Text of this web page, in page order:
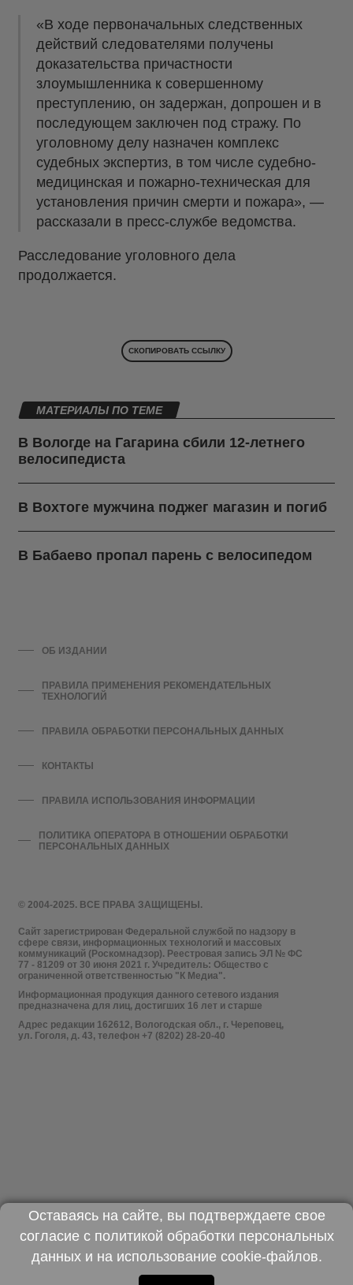
«В ходе первоначальных следственных
действий следователями получены
доказательства причастности
злоумышленника к совершенному
преступлению, он задержан, допрошен и в
последующем заключен под стражу. По
уголовному делу назначен комплекс
судебных экспертиз, в том числе судебно-
медицинская и пожарно-техническая для
установления причин смерти и пожара», —
рассказали в пресс-службе ведомства.
Расследование уголовного дела
продолжается.
СКОПИРОВАТЬ ССЫЛКУ
МАТЕРИАЛЫ ПО ТЕМЕ
В Вологде на Гагарина сбили 12-летнего
велосипедиста
В Вохтоге мужчина поджег магазин и погиб
В Бабаево пропал парень с велосипедом
© 2004-2025. ВСЕ ПРАВА ЗАЩИЩЕНЫ.
Сайт зарегистрирован Федеральной службой по надзору в
сфере связи, информационных технологий и массовых
коммуникаций (Роскомнадзор). Реестровая запись ЭЛ № ФС
77 - 81209 от 30 июня 2021 г. Учредитель: Общество с
ограниченной ответственностью "К Медиа".
Информационная продукция данного сетевого издания
предназначена для лиц, достигших 16 лет и старше
Адрес редакции 162612, Вологодская обл., г. Череповец,
ул. Гоголя, д. 43, телефон +7 (8202) 28-20-40
ОБ ИЗДАНИИ
ПРАВИЛА ПРИМЕНЕНИЯ РЕКОМЕНДАТЕЛЬНЫХ
ТЕХНОЛОГИЙ
ПРАВИЛА ОБРАБОТКИ ПЕРСОНАЛЬНЫХ ДАННЫХ
КОНТАКТЫ
ПРАВИЛА ИСПОЛЬЗОВАНИЯ ИНФОРМАЦИИ
ПОЛИТИКА ОПЕРАТОРА В ОТНОШЕНИИ ОБРАБОТКИ
ПЕРСОНАЛЬНЫХ ДАННЫХ
Оставаясь на сайте, вы подтверждаете свое
согласие с политикой обработки персональных
данныхи на использование cookie-файлов.